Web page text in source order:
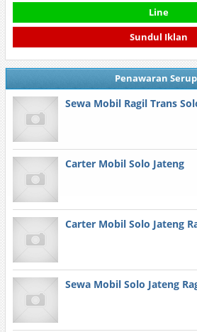
Line
Sundul Iklan
Penawaran
Sewa Mobil Ragil Trans
Carter Mobil Solo Jateng
Carter Mobil Solo Jateng
Sewa Mobil Solo Jateng